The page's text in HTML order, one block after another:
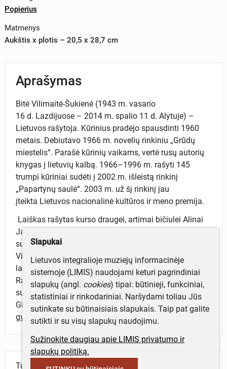
Popierius
Matmenys
Aukštis x plotis – 20,5 x 28,7 cm
Aprašymas
Bitė Vilimaitė-Šukienė (1943 m. vasario
16 d. Lazdijuose – 2014 m. spalio 11 d. Alytuje) –
Lietuvos rašytoja. Kūrinius pradėjo spausdinti 1960
metais. Debiutavo 1966 m. novelių rinkiniu „Grūdų
miestelis“. Parašė kūrinių vaikams, vertė rusų autorių
knygas į lietuvių kalbą. 1966–1996 m. rašyti 145
trumpi kūriniai sudėti į 2002 m. išleistą rinkinį
„Papartynų saulė“. 2003 m. už šį rinkinį jau
įteikta Lietuvos nacionalinė kultūros ir meno premija.
Laiškas rašytas kurso draugei, artimai bičiulei Alinai
Jašinskaitei-Milašienei. Dėl dažno ir atviro bičiulių
susirašinėjimo sunku tiksliai nurodyti laiško datą. B.
Vilimaitė rašo apie kasdienybę, kokius filmus rodo, kad
lauke slidu, o ji dainavusi vaikščiodama gatvėmis.
Rašo kaip sekasi kitoms draugėms ir kaip vyksta
susirašinėjimas. Pasakoja, ką žino iš mamos apie
Girulius, kur dabar gyvenanti bičiulė. Planuoja bendrą
gyvenimą rudenį, pasibaigus praktikai.
Turite daugiau informacijos apie objektą?
Slapukai
Lietuvos integralioje muziejų informacinėje
sistemoje (LIMIS) naudojami keturi pagrindiniai
slapukų (angl. cookies) tipai: būtinieji, funkciniai,
statistiniai ir rinkodariniai. Naršydami toliau Jūs
sutinkate su būtinaisiais slapukais. Taip pat galite
sutikti ir su visų slapukų naudojimu.
Sužinokite daugiau apie LIMIS privatumo ir
slapukų politiką.